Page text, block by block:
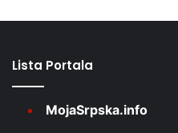
Lista Portala
MojaSrpska.info